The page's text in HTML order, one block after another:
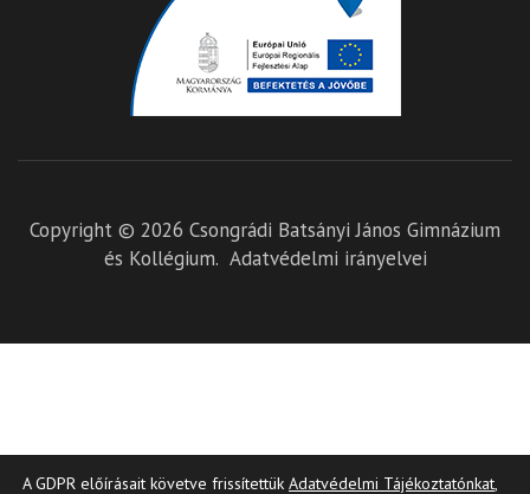
Copyright © 2026 Csongrádi Batsányi János Gimnázium
és Kollégium. Adatvédelmi irányelvei
A GDPR előírásait követve frissítettük Adatvédelmi Tájékoztatónkat,